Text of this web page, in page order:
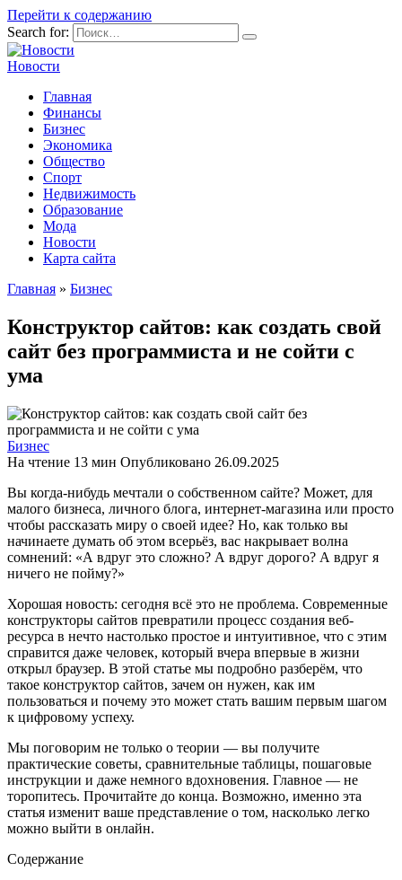
Перейти к содержанию
Search for:
Новости
Главная
Финансы
Бизнес
Экономика
Общество
Спорт
Недвижимость
Образование
Мода
Новости
Карта сайта
Главная » Бизнес
Конструктор сайтов: как создать свой
сайт без программиста и не сойти с
ума
Бизнес
На чтение 13 мин Опубликовано 26.09.2025
Вы когда-нибудь мечтали о собственном сайте? Может, для
малого бизнеса, личного блога, интернет-магазина или просто
чтобы рассказать миру о своей идее? Но, как только вы
начинаете думать об этом всерьёз, вас накрывает волна
сомнений: «А вдруг это сложно? А вдруг дорого? А вдруг я
ничего не пойму?»
Хорошая новость: сегодня всё это не проблема. Современные
конструкторы сайтов превратили процесс создания веб-
ресурса в нечто настолько простое и интуитивное, что с этим
справится даже человек, который вчера впервые в жизни
открыл браузер. В этой статье мы подробно разберём, что
такое конструктор сайтов, зачем он нужен, как им
пользоваться и почему это может стать вашим первым шагом
к цифровому успеху.
Мы поговорим не только о теории — вы получите
практические советы, сравнительные таблицы, пошаговые
инструкции и даже немного вдохновения. Главное — не
торопитесь. Прочитайте до конца. Возможно, именно эта
статья изменит ваше представление о том, насколько легко
можно выйти в онлайн.
Содержание